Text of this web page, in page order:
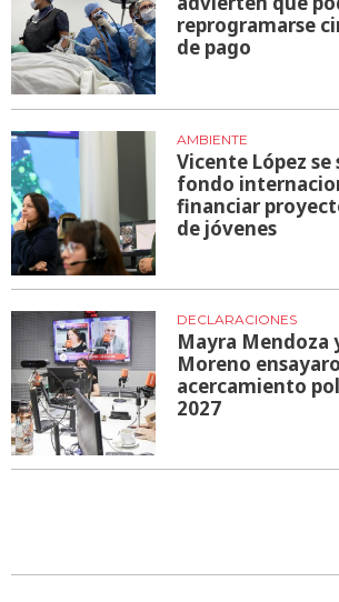
reprogramarse
de pago
AMBIENTE
Vicente López se
fondo
financiar
de jóvenes
DECLARACIONES
Mayra Mendoza
Moreno
acercamiento
2027